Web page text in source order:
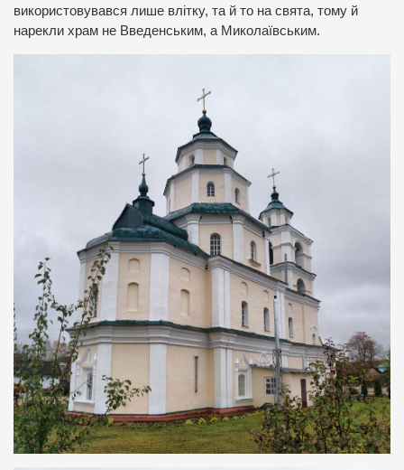
використовувався лише влітку, та й то на свята, тому й
нарекли храм не Введенським, а Миколаївським.